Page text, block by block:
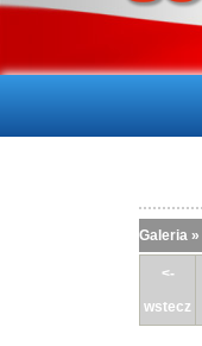
Galeria »
<-
wstecz